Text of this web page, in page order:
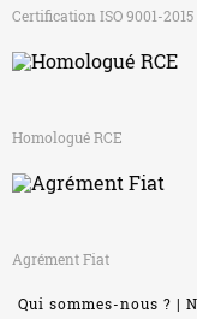
Certification ISO 9001-2015
Homologué RCE
Agrément Fiat
Qui sommes-nous ?